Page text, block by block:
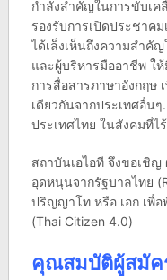
กำลังสำคัญในการขับเค
รองรับการเปิดประชาค
ได้เล็งเห็นถึงความสำคั
และผู้บริหารมืออาชีพ ใ
การสื่อสารภาษาอังกฤษ
เดียวกันจากประเทศอื่น
ประเทศไทย ในสังคมที่
สถาบันเอไอที จึงขอเชิ
อุดหนุนจากรัฐบาลไทย
ปริญญาโท หรือ เอก เพื่
(Thai Citizen 4.0)
คุณสมบัติผู้สมัค